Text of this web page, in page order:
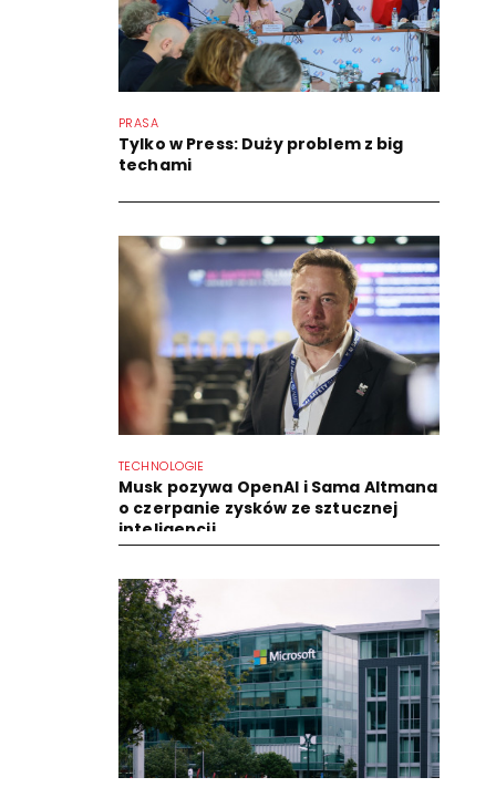
PRASA
Tylko w Press: Duży problem z big
techami
TECHNOLOGIE
Musk pozywa OpenAI i Sama Altmana
o czerpanie zysków ze sztucznej
inteligencji